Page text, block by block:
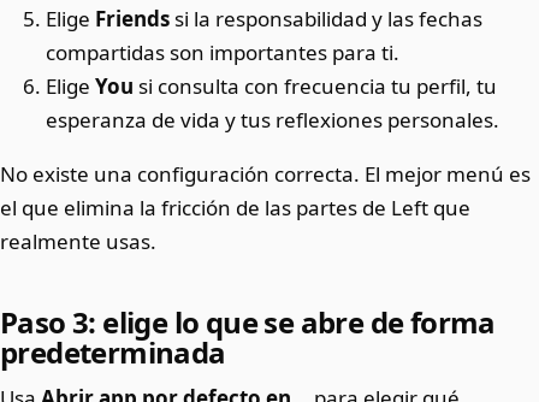
Elige Friends si la responsabilidad y las fechas
compartidas son importantes para ti.
EligeYou si consulta con frecuencia tu perfil, tu
esperanza de vida y tus reflexiones personales.
No existe una configuración correcta. El mejor menú es
el que elimina la fricción de las partes de Left que
realmente usas.
Paso 3: elige lo que se abre de forma
predeterminada